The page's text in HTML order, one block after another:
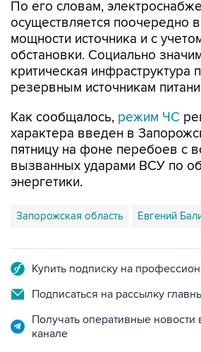
мощности источника и с
обстановки. Социально
критическая инфраструктура
резервным источникам
Как сообщалось,режим ЧС
пятницу на фоне перебоев с
вызванных ударами ВСУ по
энергетики.
Запорожская область
Подписаться на рассылку
Получать оперативные
канале